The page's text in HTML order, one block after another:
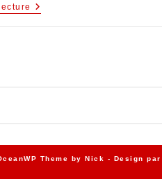
Theme by Nick - Design par